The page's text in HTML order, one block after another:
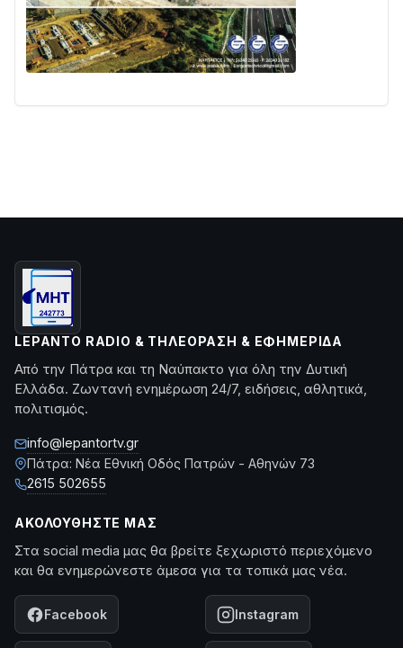
LEPANTO RADIO & ΤΗΛΕΌΡΑΣΗ & ΕΦΗΜΕΡΊΔΑ
Από την Πάτρα και τη Ναύπακτο για όλη την Δυτική
Ελλάδα. Ζωντανή ενημέρωση 24/7, ειδήσεις, αθλητικά,
πολιτισμός.
info@lepantortv.gr
Πάτρα: Νέα Εθνική Οδός Πατρών - Αθηνών 73
2615 502655
ΑΚΟΛΟΥΘΉΣΤΕ ΜΑΣ
Στα social media μας θα βρείτε ξεχωριστό περιεχόμενο
και θα ενημερώνεστε άμεσα για τα τοπικά μας νέα.
Facebook Instagram